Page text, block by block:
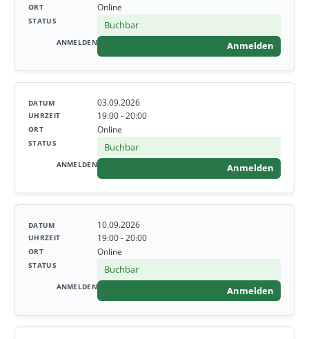
Online
Buchbar
Anmelden
03.09.2026
19:00 - 20:00
Online
Buchbar
Anmelden
10.09.2026
19:00 - 20:00
Online
Buchbar
Anmelden